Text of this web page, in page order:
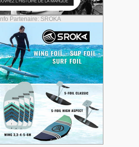
Info Partenaire: SROKA